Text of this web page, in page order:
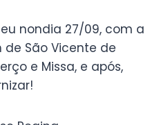
nondia 27/09, com a
São Vicente de
e Missa, e após,